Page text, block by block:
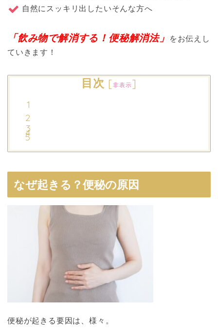
自然にスッキリ出したいそんな方へ
「 飲み物で解消する！便秘解消法」
をお伝えし
ていきます！
目次 [非表示]
なぜ起きる？便秘の原因
便秘が起きる要因は、様々。